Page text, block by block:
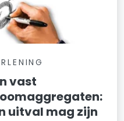
vast
uitval mag zijn